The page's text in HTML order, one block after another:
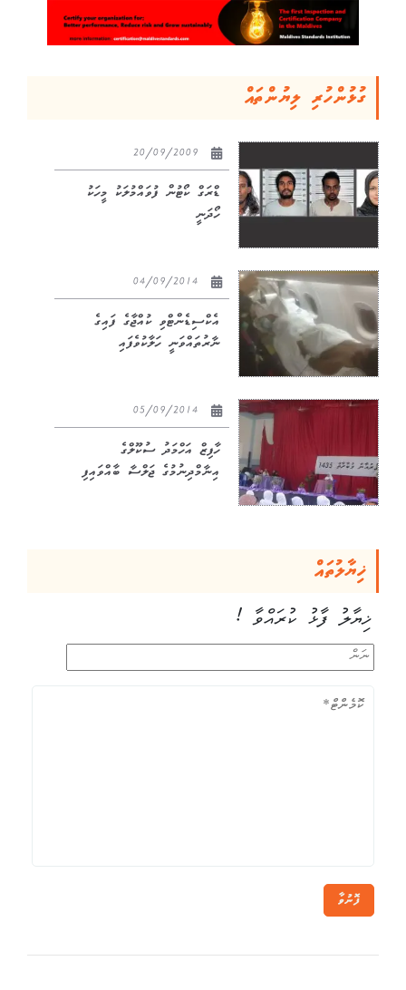
ގުޅުންހުރި ލިޔުންތައް
ޑްރަގް ކޯޓުން ފުވައްމުލަކު މީހަކު
ހޯދަނީ
އެކްސިޑެންޓްވި ކުއްޖާގެ ފައިގެ
ނާރުތައްވަނީ ހަލާކުވެފައި
ހާފިޒް އަހްމަދު ސުކޫލްގެ
އިނާމްދިނުމުގެ ޖަލްސާ ބާއްވައިފި
ޚިޔާލުތައް
ޚިޔާލު ފާޅު ކުރައްވާ !
ފޮނުވާ